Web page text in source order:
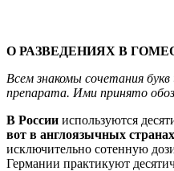
О РАЗВЕДЕНИЯХ В
Всем знакомы сочетания
препарата. Ими принято
В России используются
вот в англоязычных
исключительно сотенную
Германии практикуют